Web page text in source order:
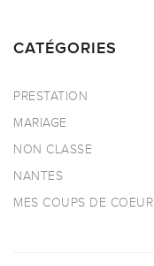
CATÉGORIES
PRESTATION
MARIAGE
NON CLASSE
NANTES
MES COUPS DE COEUR